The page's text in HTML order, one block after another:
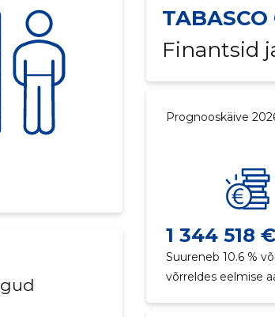
TABASCO
Finantsid
Prognooskäive
1 344 518 €
Suureneb 10.6 %
võrreldes eelmise